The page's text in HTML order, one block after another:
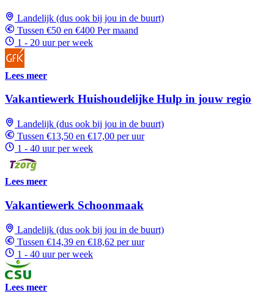
Landelijk (dus ook bij jou in de buurt)
Tussen €50 en €400 Per maand
1 - 20 uur per week
Lees meer
Vakantiewerk Huishoudelijke Hulp in jouw regio
Landelijk (dus ook bij jou in de buurt)
Tussen €13,50 en €17,00 per uur
1 - 40 uur per week
Lees meer
Vakantiewerk Schoonmaak
Landelijk (dus ook bij jou in de buurt)
Tussen €14,39 en €18,62 per uur
1 - 40 uur per week
Lees meer